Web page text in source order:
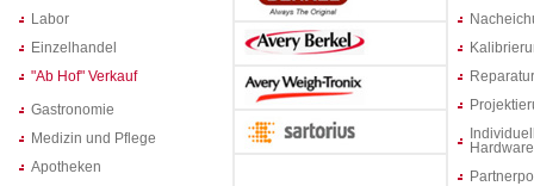
Labor
Einzelhandel
"Ab Hof" Verkauf
Gastronomie
Medizin und Pflege
Apotheken